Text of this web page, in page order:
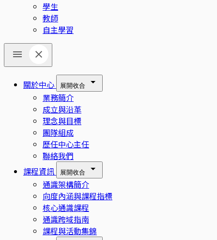
學生
教師
自主學習
關於中心 展開收合
業務簡介
成立與沿革
理念與目標
團隊組成
歷任中心主任
聯絡我們
課程資訊
展開收合
通識架構簡介
向度內涵與課程指標
核心通識課程
通識跨域指南
課程與活動集錦